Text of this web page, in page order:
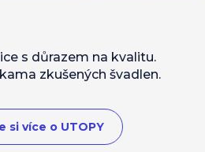
s důrazem na kvalitu.
zkušených švadlen.
si více o UTOPY